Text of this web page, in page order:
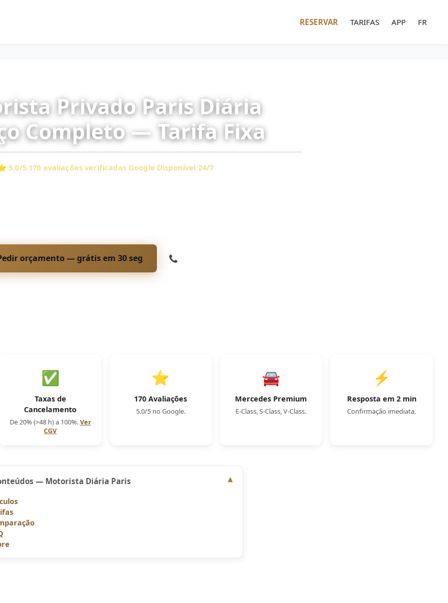
RESERVAR TARIFAS APP FR
Privado Paris Diária
Completo — Tarifa Fixa
5.0/5·170 avaliações verificadas Google·Disponível 24/7
bilíngue · Roadshows, reuniões, compras, eventos ou passeios a Versailles
orçamento — grátis em 30 seg 📞 06 48 39 38 34
✅
Taxas de
Cancelamento
De 20% (>48 h) a 100%.Ver
CGV
⭐
170 Avaliações
5.0/5 no Google.
🚘
Mercedes Premium
E-Class, S-Class, V-Class.
⚡
Resposta em 2 min
Confirmação imediata.
— Motorista Diária Paris